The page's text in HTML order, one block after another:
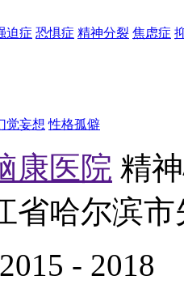
迫症 恐惧症 精神分裂 焦虑症
觉妄想 性格孤僻
康医院 精
省哈尔滨
- 2018